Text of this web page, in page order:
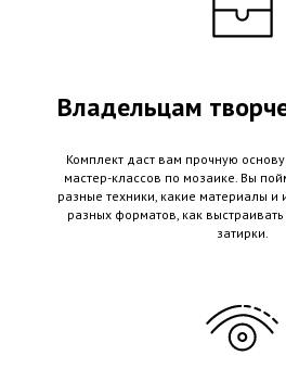
Владельцам
Комплект даст вам прочную
мастер-классов по мозаике. Вы
разные техники, какие материалы и
разных форматов, как
затирки.